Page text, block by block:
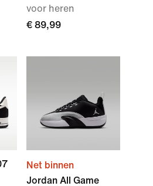
voor heren
€ 89,99
Net binnen
Jordan All Game